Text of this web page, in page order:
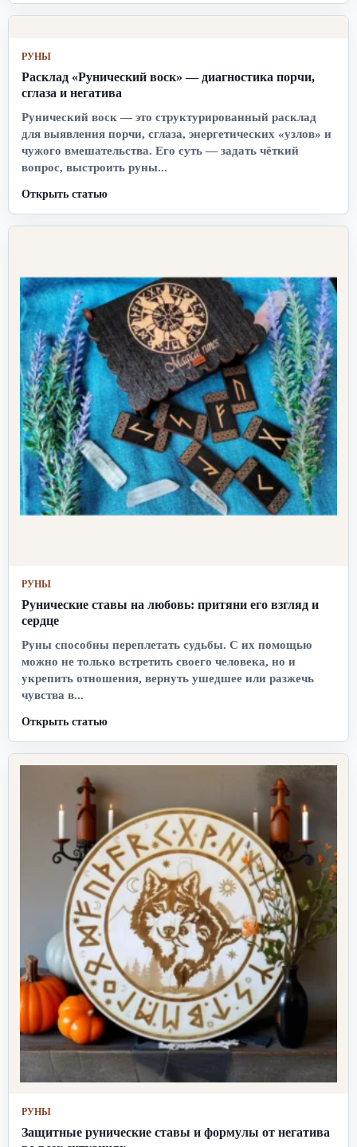
РУНЫ
Расклад «Рунический воск» — диагностика порчи,
сглаза и негатива
Рунический воск — это структурированный расклад
для выявления порчи, сглаза, энергетических «узлов» и
чужого вмешательства. Его суть — задать чёткий
вопрос, выстроить руны...
Открыть статью
РУНЫ
Рунические ставы на любовь: притяни его взгляд и
сердце
Руны способны переплетать судьбы. С их помощью
можно не только встретить своего человека, но и
укрепить отношения, вернуть ушедшее или разжечь
чувства в...
Открыть статью
РУНЫ
Защитные рунические ставы и формулы от негатива